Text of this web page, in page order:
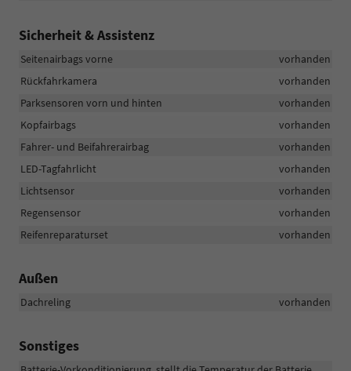
Sicherheit & Assistenz
Seitenairbags vorne
vorhanden
Rückfahrkamera
vorhanden
Parksensoren vorn und hinten
vorhanden
Kopfairbags
vorhanden
Fahrer- und Beifahrerairbag
vorhanden
LED-Tagfahrlicht
vorhanden
Lichtsensor
vorhanden
Regensensor
vorhanden
Reifenreparaturset
vorhanden
Außen
Dachreling vorhanden
Sonstiges